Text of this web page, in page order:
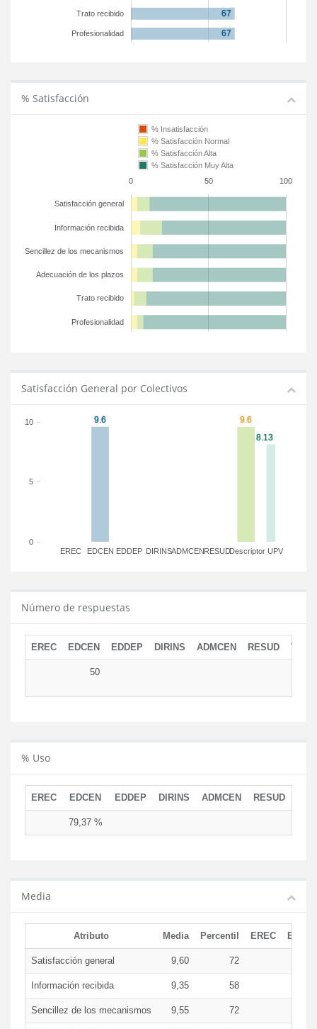
Trato recibido
Profesionalidad
% Satisfacción
0 50 100
Satisfacción general
Información recibida
Sencillez de los mecanismos
Adecuación de los plazos
Trato recibido
Profesionalidad
% Insatisfacción
% Satisfacción Normal
% Satisfacción Alta
% Satisfacción Muy Alta
Satisfacción General por Colectivos
EREC EDCEN EDDEP DIRINSADMCENRESUDDescriptor UPV
0
5
10
Número de respuestas
EREC EDCEN EDDEP DIRINS ADMCEN RESUD
50
% Uso
EREC EDCEN EDDEP DIRINS ADMCEN RESUD
79,37 %
Media
Atributo Media Percentil EREC
Satisfacción general 9,60 72
Información recibida 9,35 58
Sencillez de los mecanismos 9,55 72